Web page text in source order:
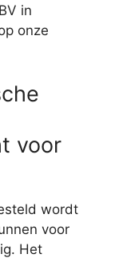
in
onze
voor
wordt
voor
Het